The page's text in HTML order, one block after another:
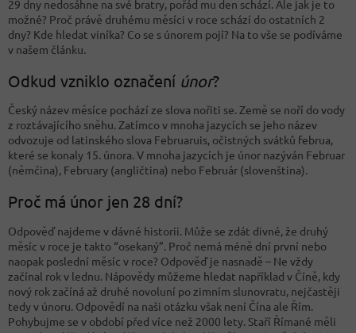
29 dny nedosáhne na své bratry, pořád mu den schází. Ale jak je to
možné? Proč právě druhému měsíci v roce schází do ostatních 2
dny? Kde hledat viníka? Co se s únorem pojí? Na to vše se podíváme
v našem článku.
Odkud vzniklo označení únor?
Český název měsíce pochází ze slova nořiti se. Země se noří do vody
z roztávajícího sněhu. Zatímco v mnoha jazycích se jeho název
odvozuje od latinského slova Februaruis, očistných svátků februa,
které se konaly 15. února. V mnoha jazycích je únor nazýván Februar
(němčina), February (angličtina) nebo Február (slovenština).
Proč má únor jen 28 dní?
Odpověď najdeme v dávné historii. Může se zdát divné, že druhý
měsíc v roce je takto “osekaný”. Proč nemá méně dní první nebo
naopak poslední měsíc v roce? Odpověď je nasnadě – Ne vždy
začínal rok v lednu. Nápovědy můžeme hledat například v Číně, kdy
nový rok začíná až druhé novoluní po zimním slunovratu, nejčastěji
tedy v únoru. Odpovědí na naši otázku však není Čína ale Řím.
Pohybujme se v období před více než 2000 lety. Staří Římané měli